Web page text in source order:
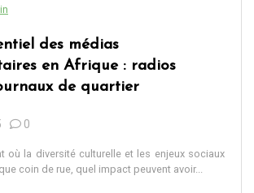
des médias
en Afrique : radios
de quartier
0
où la diversité culturelle et les enjeux sociaux
coin de rue, quel impact peuvent avoir...